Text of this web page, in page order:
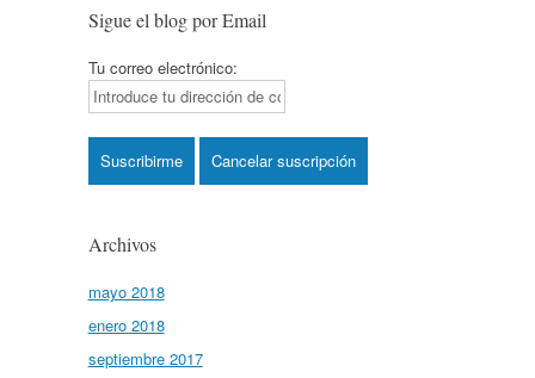
Sigue el blog por Email
Tu correo electrónico:
Archivos
mayo 2018
enero 2018
septiembre 2017